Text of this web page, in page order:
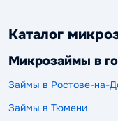
Каталог
Микрозаймы в
Займы в Ростове-на-
Займы в Тюмени